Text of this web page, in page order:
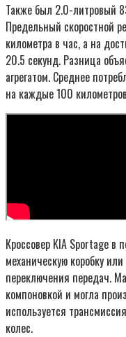
Также был 2.0-литровый
Предельный скоростной
километра в час, а на
20.5 секунд. Разница
агрегатом. Среднее
на каждые 100
Кроссовер KIA Sportage в
механическую коробку
переключения передач.
компоновкой и могла
используется
колес.